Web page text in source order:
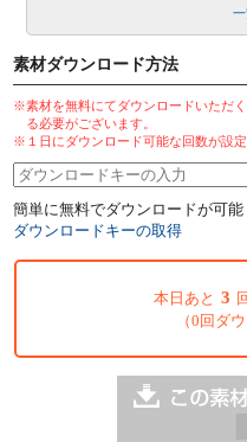
素材ダウンロード方法
※素材を無料にてダウンロードいただ
る必要がございます。
※１日にダウンロード可能な回数が設定
簡単に無料でダウンロードが可能
ダウンロードキーの取得
本日あと 3
（0回ダ